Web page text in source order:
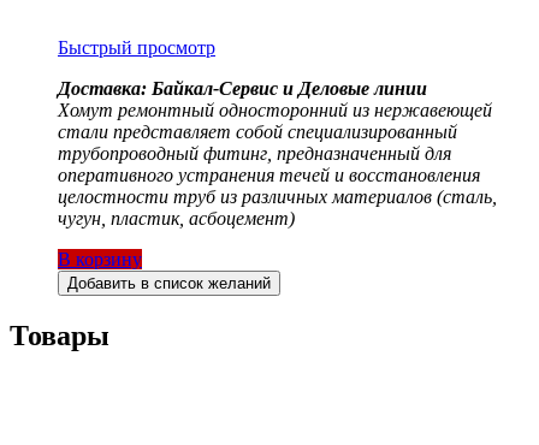
Быстрый просмотр
Доставка: Байкал-Сервис и Деловые линии
Хомут ремонтный односторонний из нержавеющей
стали представляет собой специализированный
трубопроводный фитинг, предназначенный для
оперативного устранения течей и восстановления
целостности труб из различных материалов (сталь,
чугун, пластик, асбоцемент)
В корзину
Добавить в список желаний
Товары